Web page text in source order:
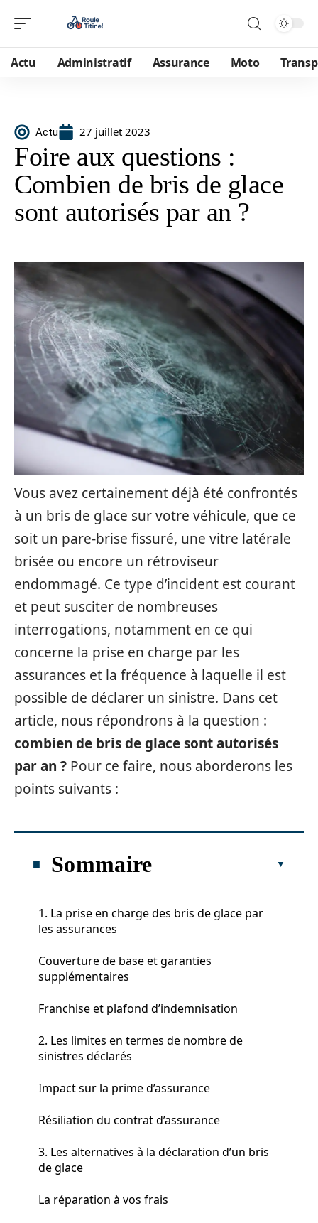
Actu Administratif Assurance Moto
Actu 27 juillet 2023
Foire aux questions :
Combien de bris de glace
sont autorisés par an ?
Vous avez certainement déjà été confrontés
à un bris de glace sur votre véhicule, que ce
soit un pare-brise fissuré, une vitre latérale
brisée ou encore un rétroviseur
endommagé. Ce type d’incident est courant
et peut susciter de nombreuses
interrogations, notamment en ce qui
concerne la prise en charge par les
assurances et la fréquence à laquelle il est
possible de déclarer un sinistre. Dans cet
article, nous répondrons à la question :
combien de bris de glace sont autorisés
par an ? Pour ce faire, nous aborderons les
points suivants :
Sommaire
1. La prise en charge des bris de glace par
les assurances
Couverture de base et garanties
supplémentaires
Franchise et plafond d’indemnisation
2. Les limites en termes de nombre de
sinistres déclarés
Impact sur la prime d’assurance
Résiliation du contrat d’assurance
3. Les alternatives à la déclaration d’un bris
de glace
La réparation à vos frais